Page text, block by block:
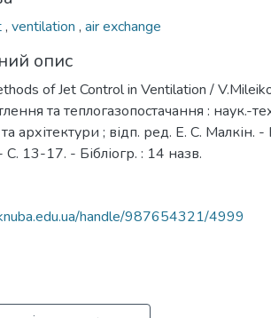
, ventilation , air exchange
опис
of Jet Control in Ventilation /
та теплогазопостачання : наук.-
архітектури ; відп. ред. Е. С. Малкін.
13-17. - Бібліогр. : 14 назв.
handle/987654321/4999